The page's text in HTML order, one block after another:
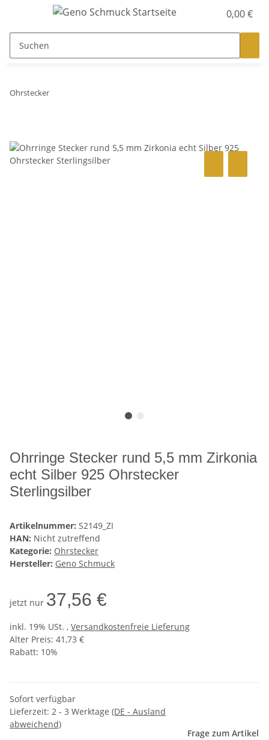
0,00 €
Ohrstecker
Ohrringe Stecker rund 5,5 mm Zirkonia
echt Silber 925 Ohrstecker
Sterlingsilber
Artikelnummer: S2149_ZI
HAN: Nicht zutreffend
Kategorie: Ohrstecker
Hersteller: Geno Schmuck
jetzt nur 37,56 €
inkl. 19% USt. , Versandkostenfreie Lieferung
Alter Preis: 41,73 €
Rabatt: 10%
Sofort verfügbar
Lieferzeit: 2 - 3 Werktage (DE - Ausland
abweichend)
Frage zum Artikel